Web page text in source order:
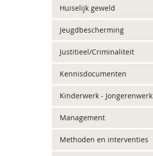
Huiselijk geweld
Jeugdbescherming
Justitieel/Criminaliteit
Kennisdocumenten
Kinderwerk - Jongerenwerk
Management
Methoden en interventies